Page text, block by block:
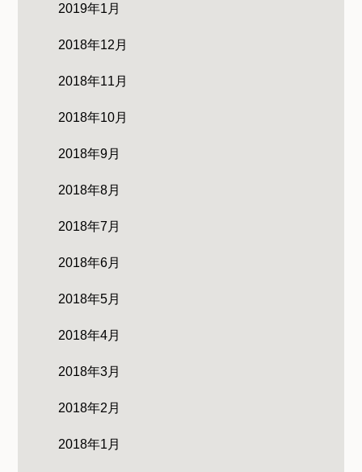
2019年1月
2018年12月
2018年11月
2018年10月
2018年9月
2018年8月
2018年7月
2018年6月
2018年5月
2018年4月
2018年3月
2018年2月
2018年1月